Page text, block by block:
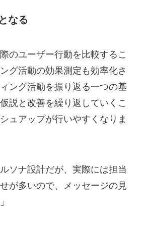
なる
のユーザー行動を比較するこ
グ活動の効果測定も効率化さ
ング活動を振り返る一つの基
説と改善を繰り返していくこ
ュアップが行いやすくなりま
ソナ設計だが、実際には担当
が多いので、メッセージの見